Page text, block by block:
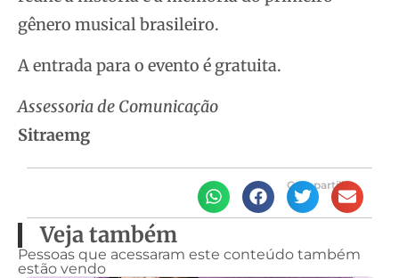
gênero musical brasileiro.
A entrada para o evento é gratuita.
Assessoria de Comunicação
Sitraemg
Compartilhe
Veja também
Pessoas que acessaram este conteúdo também
estão vendo